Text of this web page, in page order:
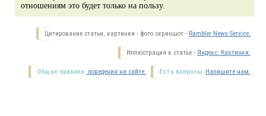
отношениям это будет только на пользу.
Цитирование статьи, картинки - фото скриншот - Rambler News Service.
Иллюстрация к статье - Яндекс. Картинки.
Есть вопросы. Напишите нам.
Общие правила поведения на сайте.